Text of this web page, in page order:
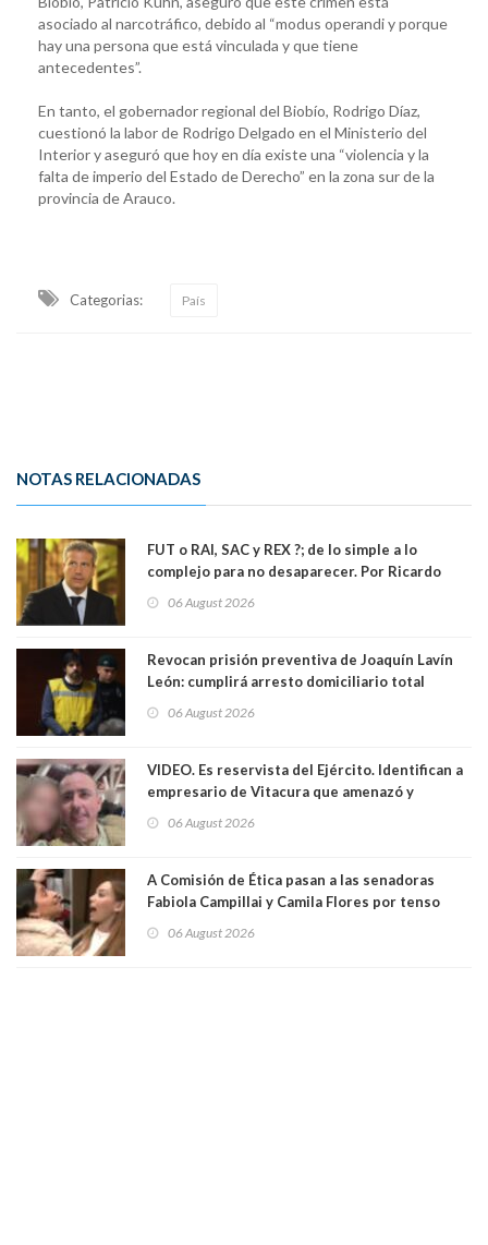
asociado al narcotráfico, debido al “modus operandi y porque
hay una persona que está vinculada y que tiene
antecedentes”.
En tanto, el gobernador regional del Biobío, Rodrigo Díaz,
cuestionó la labor de Rodrigo Delgado en el Ministerio del
Interior y aseguró que hoy en día existe una “violencia y la
falta de imperio del Estado de Derecho” en la zona sur de la
provincia de Arauco.
Categorias: País
NOTAS RELACIONADAS
FUT o RAI, SAC y REX ?; de lo simple a lo
complejo para no desaparecer. Por Ricardo
06 August 2026
Revocan prisión preventiva de Joaquín Lavín
León: cumplirá arresto domiciliario total
06 August 2026
VIDEO. Es reservista del Ejército. Identifican a
empresario de Vitacura que amenazó y
al "ring raja". Se trata de Andrés Arrieta y la
06 August 2026
A Comisión de Ética pasan a las senadoras
Fabiola Campillai y Camila Flores por tenso
06 August 2026